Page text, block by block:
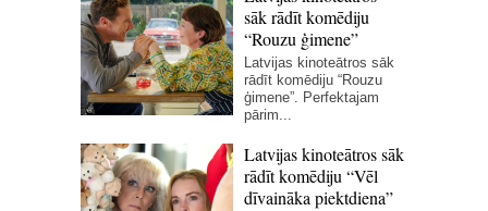
sāk rādīt komēdiju
“Rouzu ģimene”
Latvijas kinoteātros sāk
rādīt komēdiju “Rouzu
ģimene”. Perfektajam
pārim...
Latvijas kinoteātros sāk
rādīt komēdiju “Vēl
dīvaināka piektdiena”